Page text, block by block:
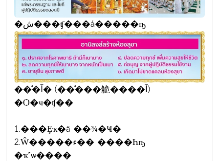
�ش���ʧ���á�����ҧ
��ͧ�آ� (��ͧ���觤����آ)
�Ѻ�ҹ�ʧ��
1.���Ȩҡ�ä ��¾�Ҹ�
2.Ŵ�����ء�� ����Һҧ
�ҡ˹ѡ����